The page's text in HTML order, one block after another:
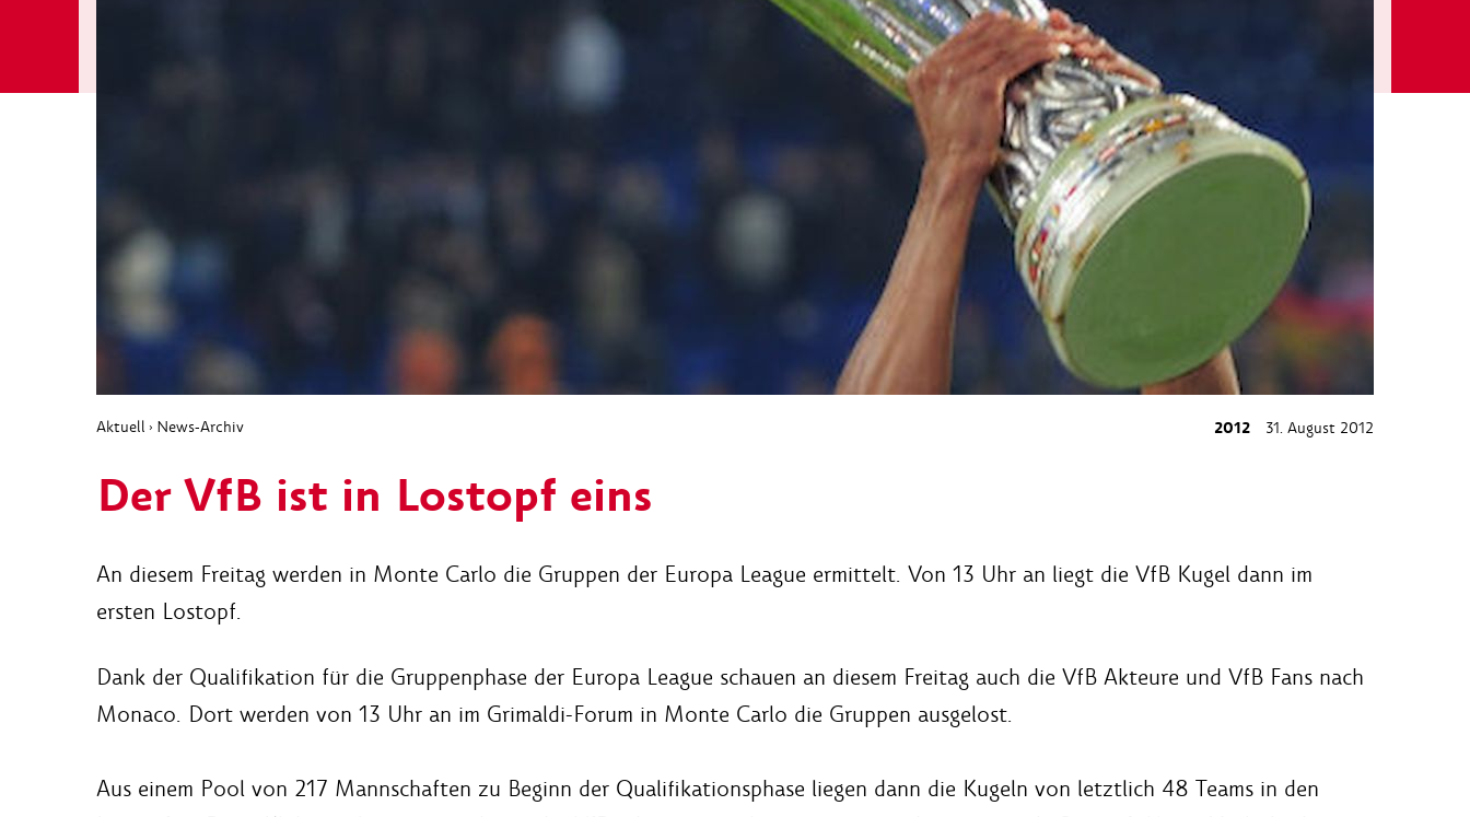
Aktuell › News-Archiv 2012 31. August 2012
Der VfB ist in Lostopf eins
An diesem Freitag werden in Monte Carlo die Gruppen der Europa League ermittelt. Von 13 Uhr an liegt die VfB Kugel dann im
ersten Lostopf.
Dank der Qualifikation für die Gruppenphase der Europa League schauen an diesem Freitag auch die VfB Akteure und VfB Fans nach
Monaco. Dort werden von 13 Uhr an im Grimaldi-Forum in Monte Carlo die Gruppen ausgelost.
Aus einem Pool von 217 Mannschaften zu Beginn der Qualifikationsphase liegen dann die Kugeln von letztlich 48 Teams in den